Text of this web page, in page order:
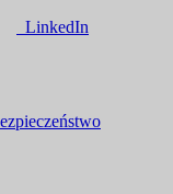
LinkedIn